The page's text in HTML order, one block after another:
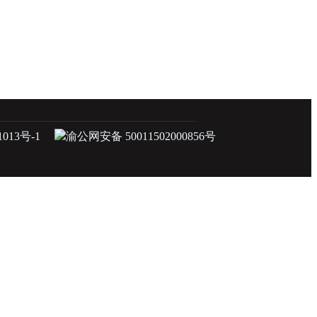
号-1 渝公网安备 50011502000856号